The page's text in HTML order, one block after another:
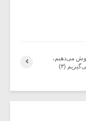
می‌دهیم،
(۳)